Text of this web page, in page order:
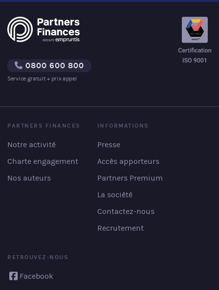
0800 600 800
Service gratuit + prix appel
PARTNERS FINANCES
Notre activité
Charte engagement
Nos auteurs
INFORMATIONS
Presse
Accès apporteurs
Partners Premium
La société
Contactez-nous
Recrutement
RETROUVEZ-NOUS
Facebook